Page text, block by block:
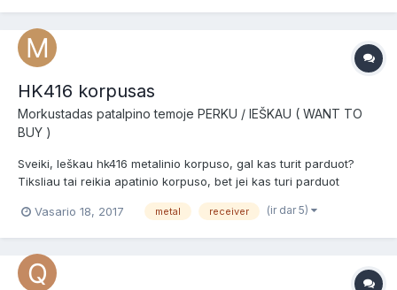
HK416 korpusas
Morkustadas patalpino temoje PERKU / IEŠKAU ( WANT TO
BUY )
Sveiki, Ieškau hk416 metalinio korpuso, gal kas turit parduot?
Tiksliau tai reikia apatinio korpuso, bet jei kas turi parduot
korpusas and hk416 modelio?
Vasario 18, 2017 metal receiver (ir dar 5)